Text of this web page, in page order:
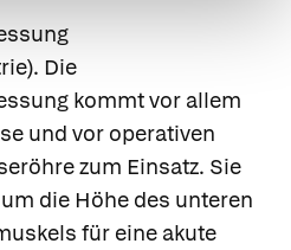
Die
kommt vor allem
und vor operativen
zum Einsatz. Sie
die Höhe des unteren
für eine akute